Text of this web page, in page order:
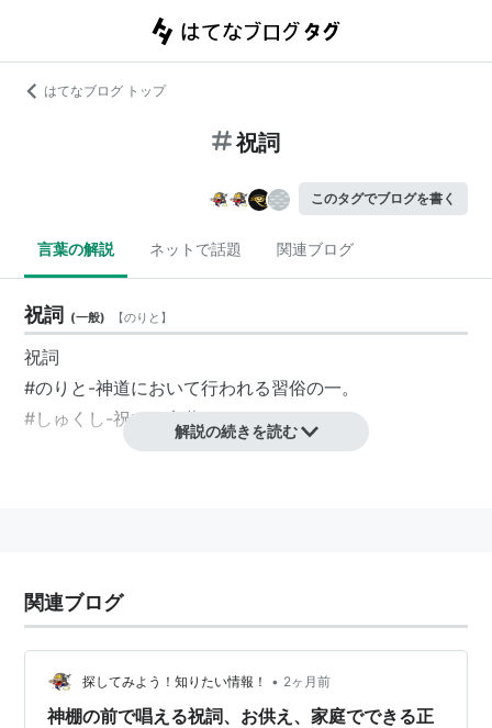
はてなブログ トップ
祝詞
このタグでブログを書く
言葉の解説 ネットで話題 関連ブログ
祝詞 (一般) 【のりと 】
祝詞
#のりと-神道において行われる習俗の一。
#しゅくし-祝いの言葉。
解説の続きを読む
関連ブログ
探してみよう！知りたい情報！ • 2ヶ月前
神棚の前で唱える祝詞、お供え、家庭でできる正